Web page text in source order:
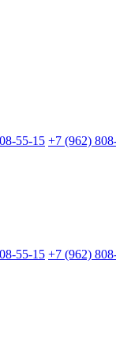
55-15 +7 (962)
55-15 +7 (962)